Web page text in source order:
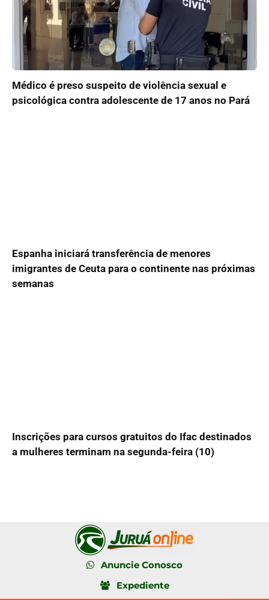
Médico é preso suspeito de violência sexual e
psicológica contra adolescente de 17 anos no Pará
Espanha iniciará transferência de menores
imigrantes de Ceuta para o continente nas próximas
semanas
Inscrições para cursos gratuitos do Ifac destinados
a mulheres terminam na segunda-feira (10)
Anuncie Conosco
Expediente